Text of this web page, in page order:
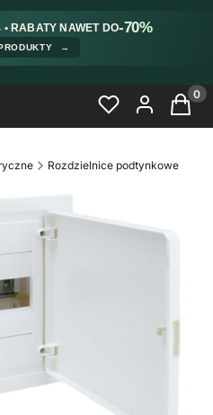
• RABATY NAWET DO-70%
→
Rozdzielnice podtynkowe